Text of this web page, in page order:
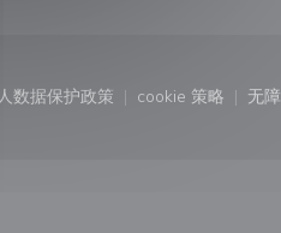
中打开))
数据保护政策
((在新窗口中打开))
cookie 策略
((在新窗口
无